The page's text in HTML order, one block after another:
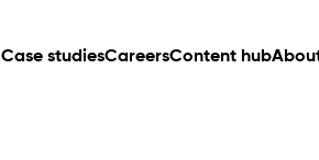
Case studiesCareersContent hub